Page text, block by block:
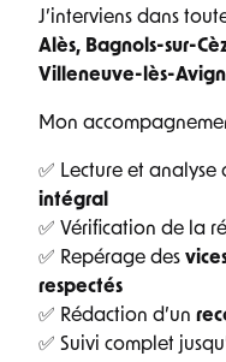
J’interviens dans
Alès, Bagnols-sur-
Villeneuve-lès-
Mon
✅ Lecture et analyse
intégral
✅ Vérification de la
✅ Repérage des
respectés
✅ Rédaction d’un
✅ Suivi complet